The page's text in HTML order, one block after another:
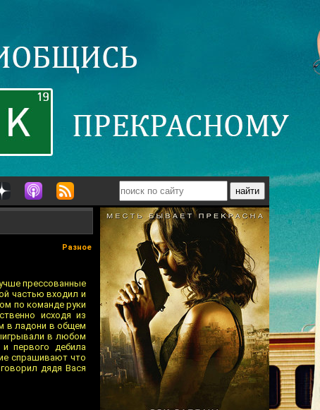
Разное
прессованные
частью входил и
по команде руки
исходя из
в ладони в общем
в любом
первого дебила
спрашивают что
дядя Вася